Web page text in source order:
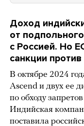
Доход
от
с Россией. Но
санкции
В октябре 2024
Ascend и двух ее
по обходу
Индийская
поставила